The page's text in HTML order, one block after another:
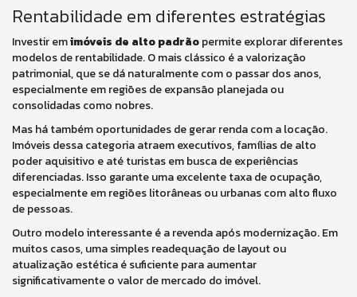
Rentabilidade em diferentes estratégias
Investir emimóveis de alto padrãopermite explorar diferentes
modelos de rentabilidade. O mais clássico é a valorização
patrimonial, que se dá naturalmente com o passar dos anos,
especialmente em regiões de expansão planejada ou
consolidadas como nobres.
Mas há também oportunidades de gerar renda com a locação.
Imóveis dessa categoria atraem executivos, famílias de alto
poder aquisitivo e até turistas em busca de experiências
diferenciadas. Isso garante uma excelente taxa de ocupação,
especialmente em regiões litorâneas ou urbanas com alto fluxo
de pessoas.
Outro modelo interessante é a revenda após modernização. Em
muitos casos, uma simples readequação de layout ou
atualização estética é suficiente para aumentar
significativamente o valor de mercado do imóvel.